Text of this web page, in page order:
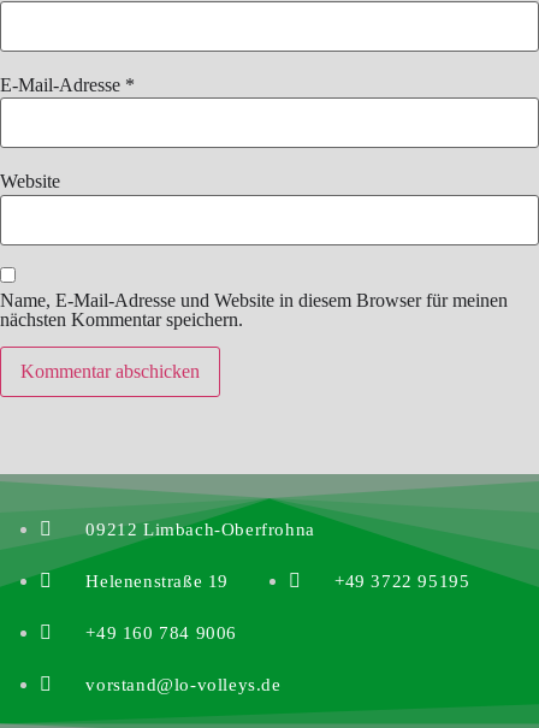
E-Mail-Adresse *
Website
Name, E-Mail-Adresse und Website in diesem Browser für meinen
nächsten Kommentar speichern.
09212 Limbach-Oberfrohna
Helenenstraße 19 +49 3722 95195
+49 160 784 9006
vorstand@lo-volleys.de